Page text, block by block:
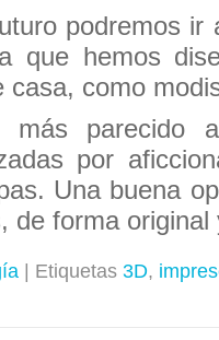
podremos ir
que hemos
casa, como
más parecido
por
Una buena
de forma original
Etiquetas 3D,